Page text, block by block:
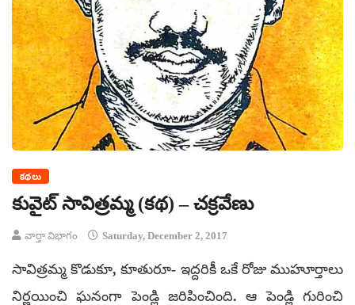
కథలు
కువైట్ సావిత్రమ్మ (కథ) – చక్రవేణు
వార్తా విభాగం Saturday, December 2, 2017
సావిత్రమ్మ కొడుకూ, కూతురూ- ఇద్దరికీ ఒకే రోజు ముహూర్తాలు
నిర్ణయించి ఘనంగా పెండ్లి జరిపించింది. ఆ పెండ్లి గురించి